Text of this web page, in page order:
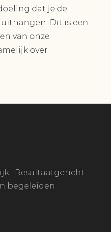
dat je de
Dit is een
van onze
over
· Resultaatgericht.
begeleiden